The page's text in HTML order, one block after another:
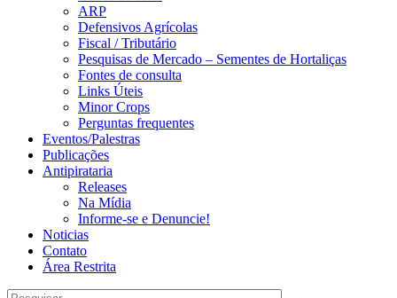
ARP
Defensivos Agrícolas
Fiscal / Tributário
Pesquisas de Mercado – Sementes de Hortaliças
Fontes de consulta
Links Úteis
Minor Crops
Perguntas frequentes
Eventos/Palestras
Publicações
Antipirataria
Releases
Na Mídia
Informe-se e Denuncie!
Noticias
Contato
Área Restrita